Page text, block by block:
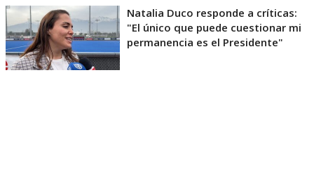
Natalia Duco responde a críticas:
"El único que puede cuestionar mi
permanencia es el Presidente"